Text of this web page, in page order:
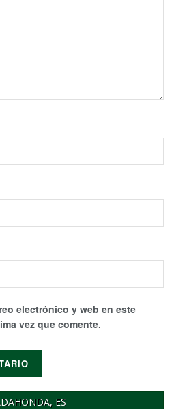
electrónico y web en este
vez que comente.
ES